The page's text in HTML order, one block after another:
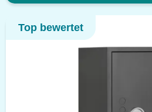
Top bewertet